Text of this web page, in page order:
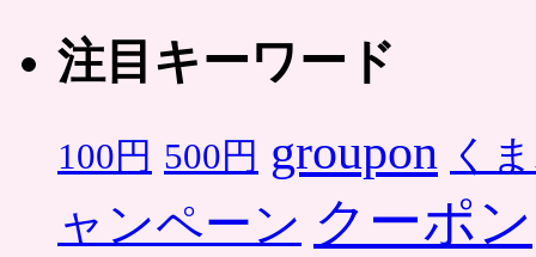
注目キーワード
100円 500円 groupon く
ャンペーン クーポン